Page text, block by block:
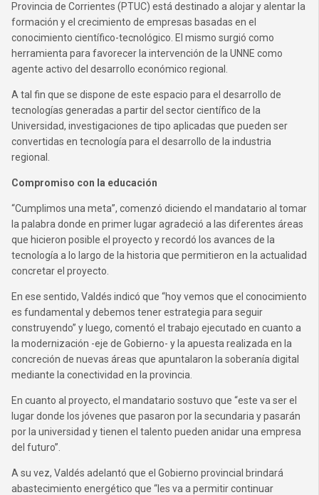
Provincia de Corrientes (PTUC) está destinado a alojar y alentar la
formación y el crecimiento de empresas basadas en el
conocimiento científico-tecnológico. El mismo surgió como
herramienta para favorecer la intervención de la UNNE como
agente activo del desarrollo económico regional.
A tal fin que se dispone de este espacio para el desarrollo de
tecnologías generadas a partir del sector científico de la
Universidad, investigaciones de tipo aplicadas que pueden ser
convertidas en tecnología para el desarrollo de la industria
regional.
Compromiso con la educación
“Cumplimos una meta”, comenzó diciendo el mandatario al tomar
la palabra donde en primer lugar agradeció a las diferentes áreas
que hicieron posible el proyecto y recordó los avances de la
tecnología a lo largo de la historia que permitieron en la actualidad
concretar el proyecto.
En ese sentido, Valdés indicó que “hoy vemos que el conocimiento
es fundamental y debemos tener estrategia para seguir
construyendo” y luego, comentó el trabajo ejecutado en cuanto a
la modernización -eje de Gobierno- y la apuesta realizada en la
concreción de nuevas áreas que apuntalaron la soberanía digital
mediante la conectividad en la provincia.
En cuanto al proyecto, el mandatario sostuvo que “este va ser el
lugar donde los jóvenes que pasaron por la secundaria y pasarán
por la universidad y tienen el talento pueden anidar una empresa
del futuro”.
A su vez, Valdés adelantó que el Gobierno provincial brindará
abastecimiento energético que “les va a permitir continuar